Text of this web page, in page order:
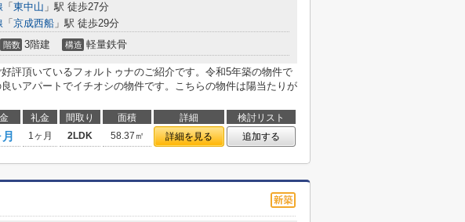
「 東中山 」駅 徒歩27分
「 京成西船 」駅 徒歩29分
階数 3階建 構造 軽量鉄骨
評頂いているフォルトゥナのご紹介です。令和5年築の物件で
いアパートでイチオシの物件です。こちらの物件は陽当たりが
礼金 間取り 面積 詳細
検討リスト
1ヶ月 2LDK 58.37㎡ 詳細を見る 追加する